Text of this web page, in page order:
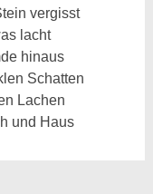
vergisst
lacht
hinaus
Schatten
Lachen
und Haus